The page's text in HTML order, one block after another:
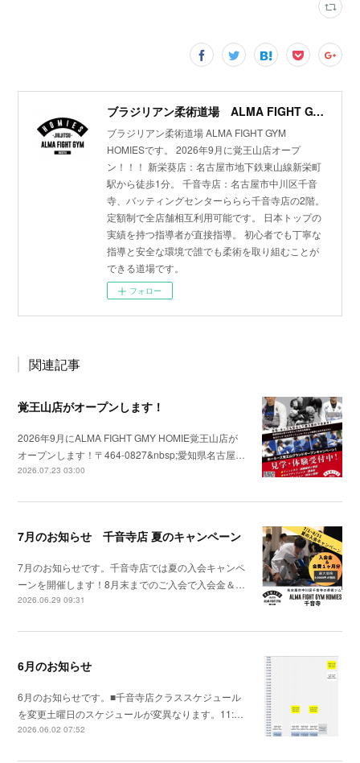
ブラジリアン柔術道場 ALMA FIGHT GYM HOMIES(ホーミーズ)
ブラジリアン柔術道場 ALMA FIGHT GYM
HOMIESです。 2026年9月に覚王山店オープ
ン！！！ 新栄葵店：名古屋市地下鉄東山線新栄町
駅から徒歩1分。 千音寺店：名古屋市中川区千音
寺、バッティングセンターららら千音寺店の2階。
定額制で全店舗相互利用可能です。 日本トップの
実績を持つ指導者が直接指導。 初心者でも丁寧な
指導と安全な環境で誰でも柔術を取り組むことが
できる道場です。
フォロー
関連記事
覚王山店がオープンします！
2026年9月にALMA FIGHT GMY HOMIE覚王山店が
オープンします！〒464-0827&nbsp;愛知県名古屋…
2026.07.23 03:00
7月のお知らせ 千音寺店 夏のキャンペーン
7月のお知らせです。千音寺店では夏の入会キャンペ
ーンを開催します！8月末までのご入会で入会金＆…
2026.06.29 09:31
6月のお知らせ
6月のお知らせです。■千音寺店クラススケジュール
を変更土曜日のスケジュールが変異なります。11:…
2026.06.02 07:52